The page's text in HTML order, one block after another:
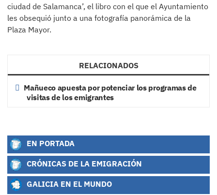
ciudad de Salamanca’, el libro con el que el Ayuntamiento
les obsequió junto a una fotografía panorámica de la
Plaza Mayor.
RELACIONADOS
Mañueco apuesta por potenciar los programas de
visitas de los emigrantes
EN PORTADA
CRÓNICAS DE LA EMIGRACIÓN
GALICIA EN EL MUNDO